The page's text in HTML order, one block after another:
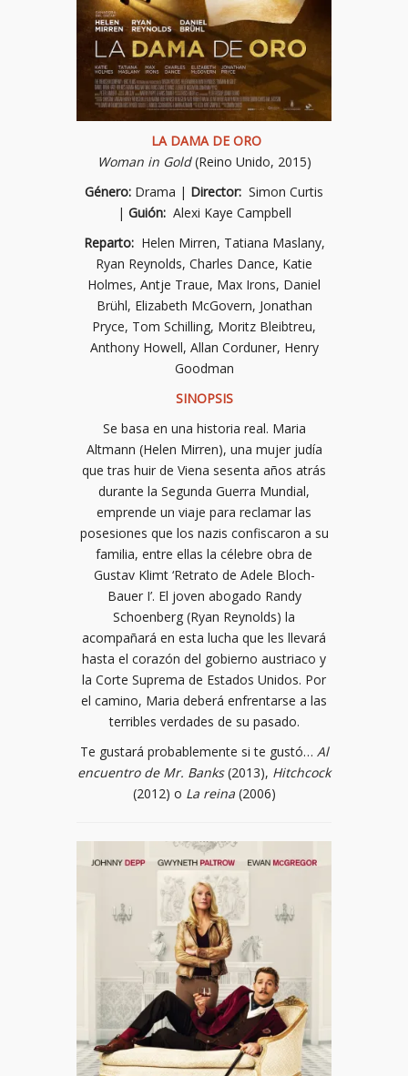
LA DAMA DE ORO
Woman in Gold(Reino Unido, 2015)
Género: Drama | Director: Simon Curtis
| Guión: Alexi Kaye Campbell
Reparto: Helen Mirren, Tatiana Maslany,
Ryan Reynolds, Charles Dance, Katie
Holmes, Antje Traue, Max Irons, Daniel
Brühl, Elizabeth McGovern, Jonathan
Pryce, Tom Schilling, Moritz Bleibtreu,
Anthony Howell, Allan Corduner, Henry
Goodman
SINOPSIS
Se basa en una historia real. Maria
Altmann (Helen Mirren), una mujer judía
que tras huir de Viena sesenta años atrás
durante la Segunda Guerra Mundial,
emprende un viaje para reclamar las
posesiones que los nazis confiscaron a su
familia, entre ellas la célebre obra de
Gustav Klimt ‘Retrato de Adele Bloch-
Bauer I’. El joven abogado Randy
Schoenberg (Ryan Reynolds) la
acompañará en esta lucha que les llevará
hasta el corazón del gobierno austriaco y
la Corte Suprema de Estados Unidos. Por
el camino, Maria deberá enfrentarse a las
terribles verdades de su pasado.
Te gustará probablemente si te gustó… Al
encuentro de Mr. Banks(2013), Hitchcock
(2012) o La reina(2006)